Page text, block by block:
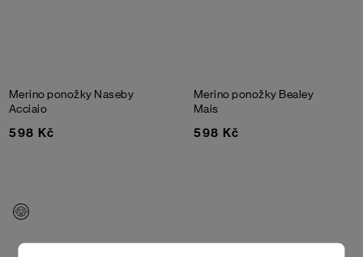
Merino ponožky Naseby
Acciaio
598 Kč
Merino ponožky Bealey
Mais
598 Kč